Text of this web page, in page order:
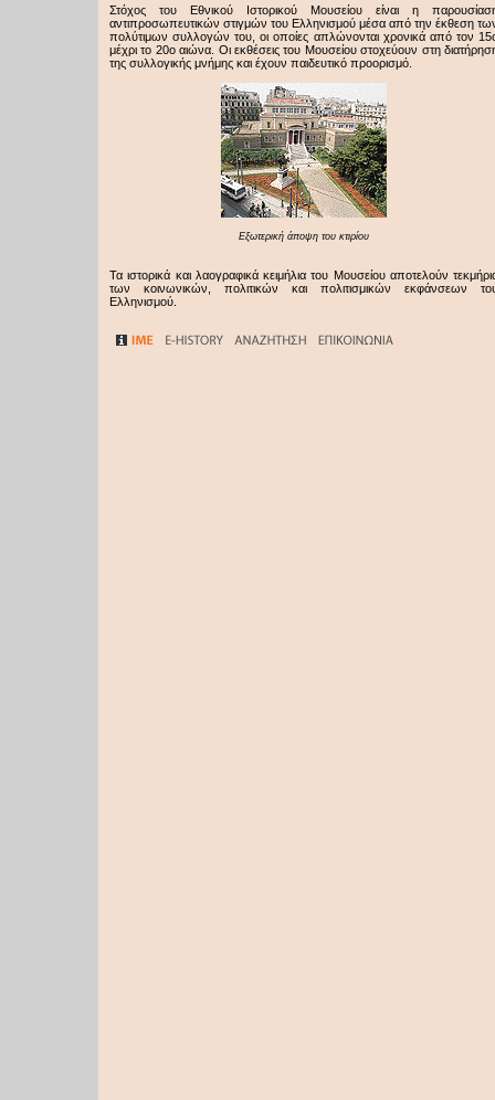
Στόχος του Εθνικού Ιστορικού Μουσείου είναι η
αντιπροσωπευτικών στιγμών του Ελληνισμού μέσα από την έκθεση
πολύτιμων συλλογών του, οι οποίες απλώνονται χρονικά από τον
μέχρι το 20ο αιώνα. Οι εκθέσεις του Moυσείου στοχεύουν στη
της συλλογικής μνήμης και έχουν παιδευτικό προορισμό.
Eξωτερική άποψη του κτιρίου
Τα ιστορικά και λαογραφικά κειμήλια του Μουσείου αποτελούν
των κοινωνικών, πολιτικών και πολιτισμικών εκφάνσεων
Ελληνισμού.